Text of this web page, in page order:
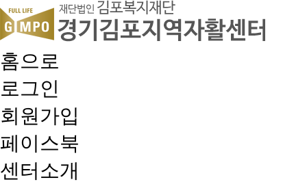
홈으로
로그인
회원가입
페이스북
센터소개